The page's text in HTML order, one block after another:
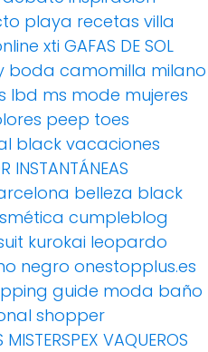
playa recetas villa
xti GAFAS DE SOL
boda camomilla milano
lbd ms mode mujeres
peep toes
blackvacaciones
INSTANTÁNEAS
belleza black
cumpleblog
kurokai leopardo
negro onestopplus.es
guide moda baño
shopper
MISTERSPEX VAQUEROS